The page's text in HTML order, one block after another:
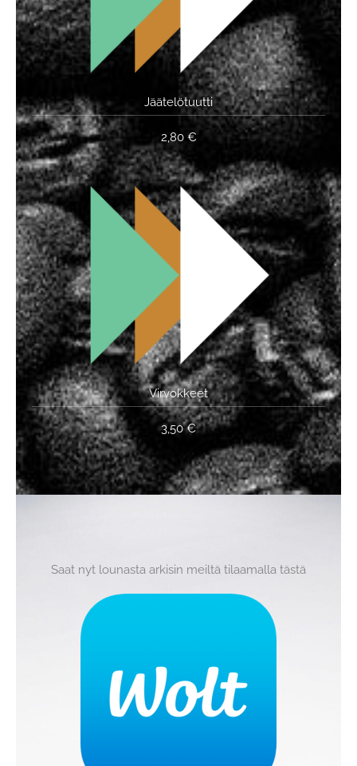
Jäätelötuutti
2,80 €
Virvokkeet
3,50 €
Saat nyt lounasta arkisin meiltä tilaamalla tästä